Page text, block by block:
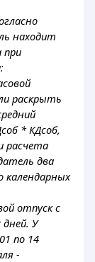
находит
при
раскрыть
* КДсоб,
расчета
два
календарных
отпуск с
дней. У
по 14
-